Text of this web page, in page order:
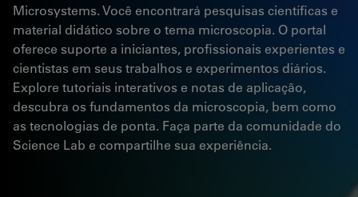
Microsystems. Você encontrará pesquisas científicas e
material didático sobre o tema microscopia. O portal
oferece suporte a iniciantes, profissionais experientes e
cientistas em seus trabalhos e experimentos diários.
Explore tutoriais interativos e notas de aplicação,
descubra os fundamentos da microscopia, bem como
as tecnologias de ponta. Faça parte da comunidade do
Science Lab e compartilhe sua experiência.